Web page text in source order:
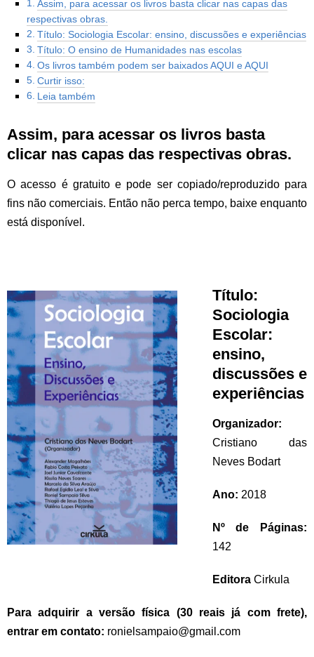
Assim, para acessar os livros basta clicar nas capas das
respectivas obras.
Título: Sociologia Escolar: ensino, discussões e experiências
Título: O ensino de Humanidades nas escolas
Os livros também podem ser baixados AQUI e AQUI
Curtir isso:
Leia também
Assim, para acessar os livros basta
clicar nas capas das respectivas obras.
O acesso é gratuito e pode ser copiado/reproduzido para
fins não comerciais. Então não perca tempo, baixe enquanto
está disponível.
Título:
Sociologia
Escolar:
ensino,
discussões e
experiências
Organizador:
Cristiano das
Neves Bodart
Ano: 2018
Nº de Páginas:
142
EditoraCirkula
Para adquirir a versão física (30 reais já com frete),
entrar em contato: ronielsampaio@gmail.com